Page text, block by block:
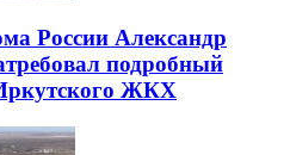
России Александр
подробный
ЖКХ